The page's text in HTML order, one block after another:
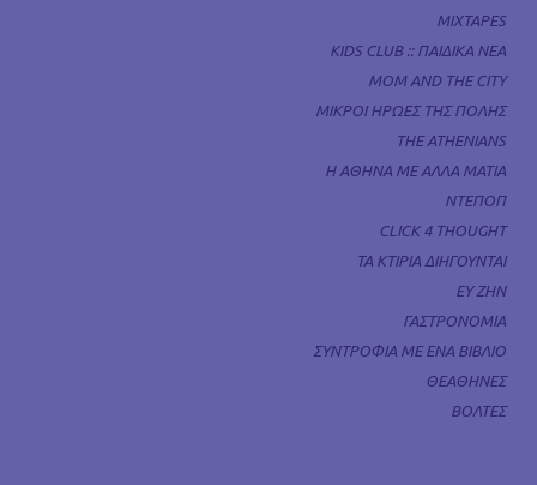
MIXTAPES
KIDS CLUB :: ΠΑΙΔΙΚΑ ΝΕΑ
MOM AND THE CITY
ΜΙΚΡΟΙ ΗΡΩΕΣ ΤΗΣ ΠΟΛΗΣ
THE ATHENIANS
Η ΑΘΗΝΑ ΜΕ ΑΛΛΑ ΜΑΤΙΑ
ΝΤΕΠΟΠ
CLICK 4 THOUGHT
ΤΑ ΚΤΙΡΙΑ ΔΙΗΓΟΥΝΤΑΙ
ΕΥ ΖΗΝ
ΓΑΣΤΡΟΝΟΜΙΑ
ΣΥΝΤΡΟΦΙΑ ΜΕ ΕΝΑ ΒΙΒΛΙΟ
ΘΕΑΘΗΝΕΣ
ΒΟΛΤΕΣ